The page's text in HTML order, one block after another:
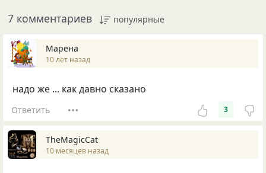
7 комментариев популярные
Марена
10 лет назад
надо же ... как давно сказано
Ответить 3
TheMagicCat
10 месяцев назад